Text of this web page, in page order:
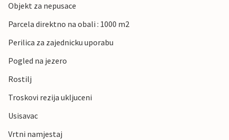
Objekt za nepusace
Parcela direktno na obali : 1000 m2
Perilica za zajednicku uporabu
Pogled na jezero
Rostilj
Troskovi rezija ukljuceni
Usisavac
Vrtni namjestaj